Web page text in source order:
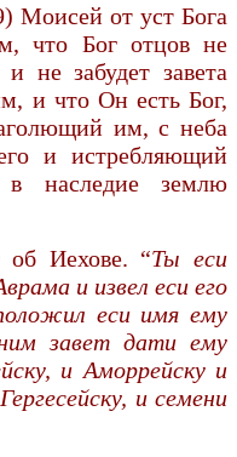
Моисей от уст Бога
что Бог отцов не
не забудет завета
и что Он есть Бог,
им, с неба
и истребляющий
наследие землю
Иехове. “Ты еси
и извел еси его
еси имя ему
завет дати ему
и Аморрейску и
и семени